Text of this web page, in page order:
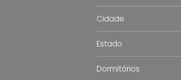
Cidade
Estado
Dormitórios